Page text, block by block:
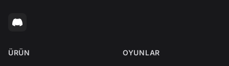
ÜRÜN OYUNLAR